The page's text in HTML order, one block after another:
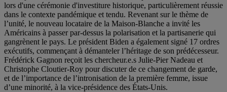
lors d'une cérémonie d'investiture historique, particulièrement réussie
dans le contexte pandémique et tendu. Revenant sur le thème de
l’unité, le nouveau locataire de la Maison-Blanche a invité les
Américains à passer par-dessus la polarisation et la partisanerie qui
gangrènent le pays. Le président Biden a également signé 17 ordres
exécutifs, commençant à démanteler l’héritage de son prédécesseur.
Frédérick Gagnon reçoit les chercheur.e.s Julie-Pier Nadeau et
Christophe Cloutier-Roy pour discuter de ce changement de garde,
et de l’importance de l’intronisation de la première femme, issue
d’une minorité, à la vice-présidence des États-Unis.